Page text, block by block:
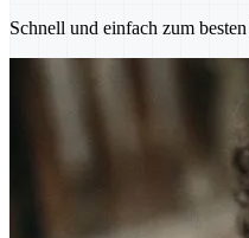
Schnell und einfach zum